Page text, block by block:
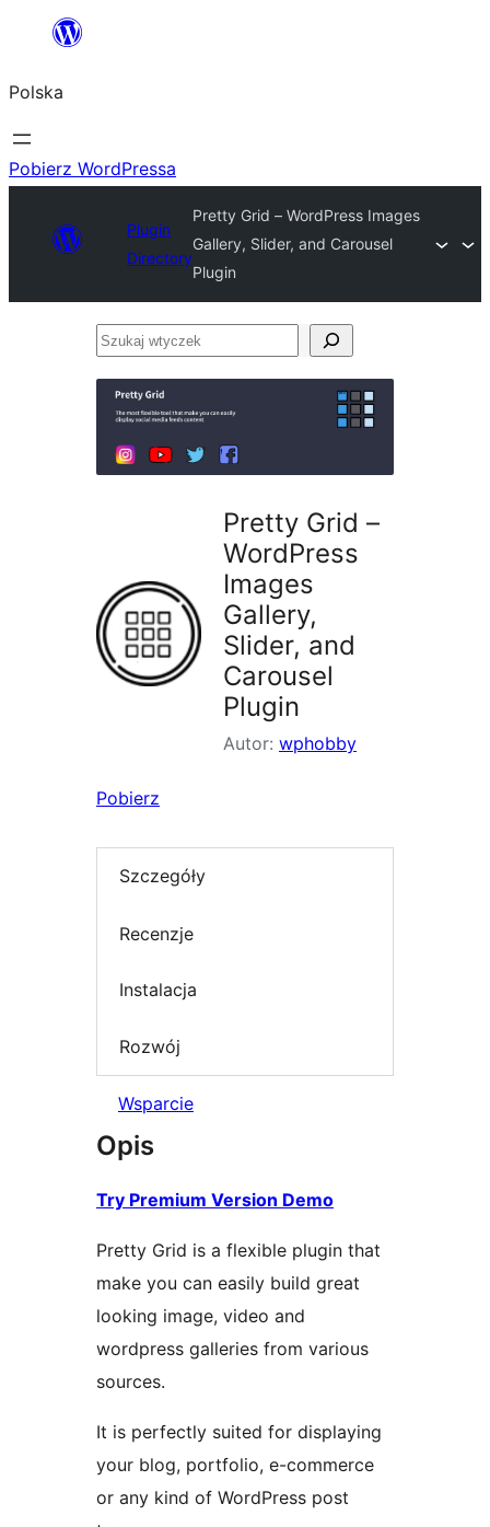
Przejdź
treści
Polska
Pobierz WordPressa
Plugin
Directory
Pretty Grid – WordPress Images
Gallery, Slider, and Carousel
Plugin
Szukaj
Pretty Grid –
WordPress
Images
Gallery,
Slider, and
Carousel
Plugin
Autor: wphobby
Pobierz
Szczegóły
Recenzje
Instalacja
Rozwój
Wsparcie
Opis
Try Premium Version Demo
Pretty Grid is a flexible plugin that
make you can easily build great
looking image, video and
wordpress galleries from various
sources.
It is perfectly suited for displaying
your blog, portfolio, e-commerce
or any kind of WordPress post